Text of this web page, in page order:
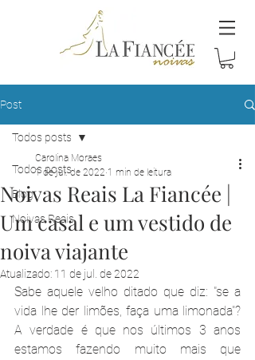
Post
Todos posts
Blog
Noivas Reais
Todos posts
Noivas Reais La Fiancée |
Um casal e um vestido de
noiva viajante
Carolina Moraes
1 de jul. de 2022 1 min de leitura
Atualizado: 11 de jul. de 2022
Sabe aquele velho ditado que diz: "se a
vida lhe der limões, faça uma limonada"?
A verdade é que nos últimos 3 anos
estamos fazendo muito mais que